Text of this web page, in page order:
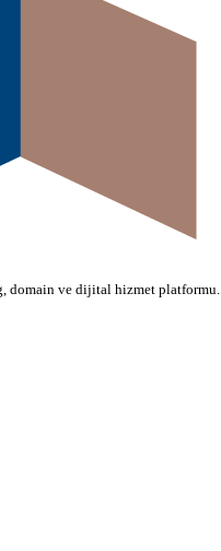
domain ve dijital hizmet platformu.